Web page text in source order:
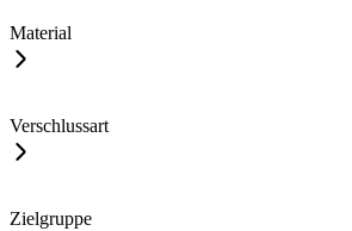
Material
Verschlussart
Zielgruppe